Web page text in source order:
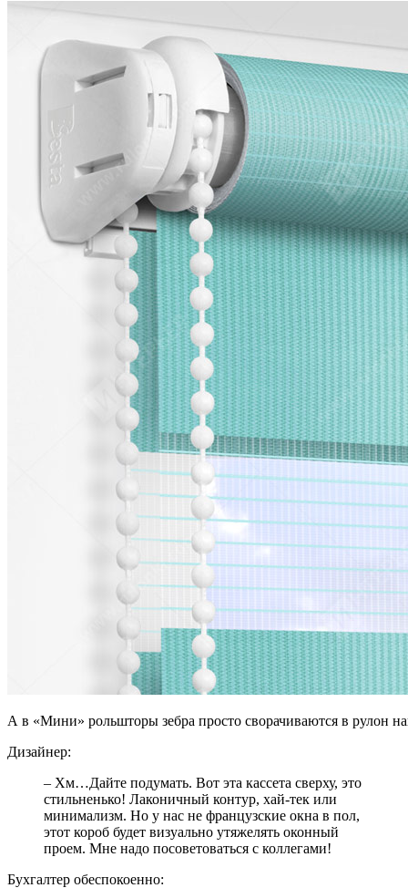
А в «Мини» рольшторы зебра просто сворачиваются в рулон
Дизайнер:
– Хм…Дайте подумать. Вот эта кассета сверху, это
стильненько! Лаконичный контур, хай-тек или
минимализм. Но у нас не французские окна в пол,
этот короб будет визуально утяжелять оконный
проем. Мне надо посоветоваться с коллегами!
Бухгалтер обеспокоенно: